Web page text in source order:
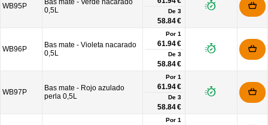
WB95P
Bas mate - Verde nacarado
0,5L
De 3
58.84 €
WB96P
Bas mate - Violeta nacarado
0,5L
Por 1
61.94 €
De 3
58.84 €
WB97P
Bas mate - Rojo azulado
perla 0,5L
Por 1
61.94 €
De 3
58.84 €
Por 1